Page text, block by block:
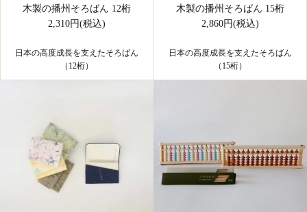
木製の播州そろばん 12桁
2,310円(税込)
日本の高度成長を支えたそろばん
（12桁）
木製の播州そろばん 15桁
2,860円(税込)
日本の高度成長を支えたそろばん
（15桁）